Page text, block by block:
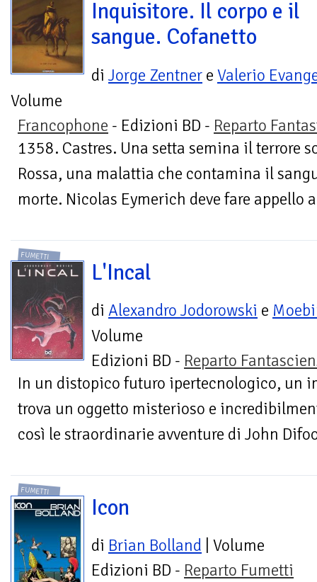
Inquisitore. Il corpo e il
sangue. Cofanetto
di Jorge Zentner e Valerio
Volume
Francophone - Edizioni BD - Reparto
1358. Castres. Una setta semina il terrore
Rossa, una malattia che contamina il
morte. Nicolas Eymerich deve fare appello
FUMETTI
L'Incal
di Alexandro Jodorowski e
Volume
Edizioni BD - Reparto
In un distopico futuro ipertecnologico, un
trova un oggetto misterioso e
così le straordinarie avventure di John
FUMETTI
Icon
di Brian Bolland | Volume
Edizioni BD - Reparto Fumetti